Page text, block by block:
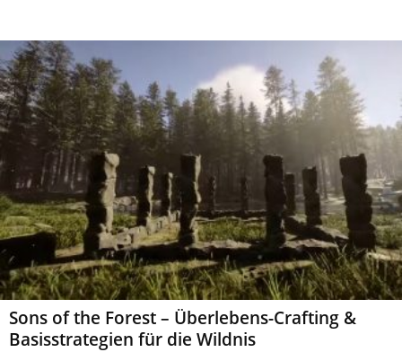
Sons of the Forest – Überlebens-Crafting &
Basisstrategien für die Wildnis